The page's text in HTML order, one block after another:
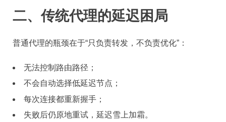
二、传统代理的延迟困局
普通代理的瓶颈在于“只负责转发，不负责优化”：
无法控制路由路径；
不会自动选择低延迟节点；
每次连接都重新握手；
失败后仍原地重试，延迟雪上加霜。